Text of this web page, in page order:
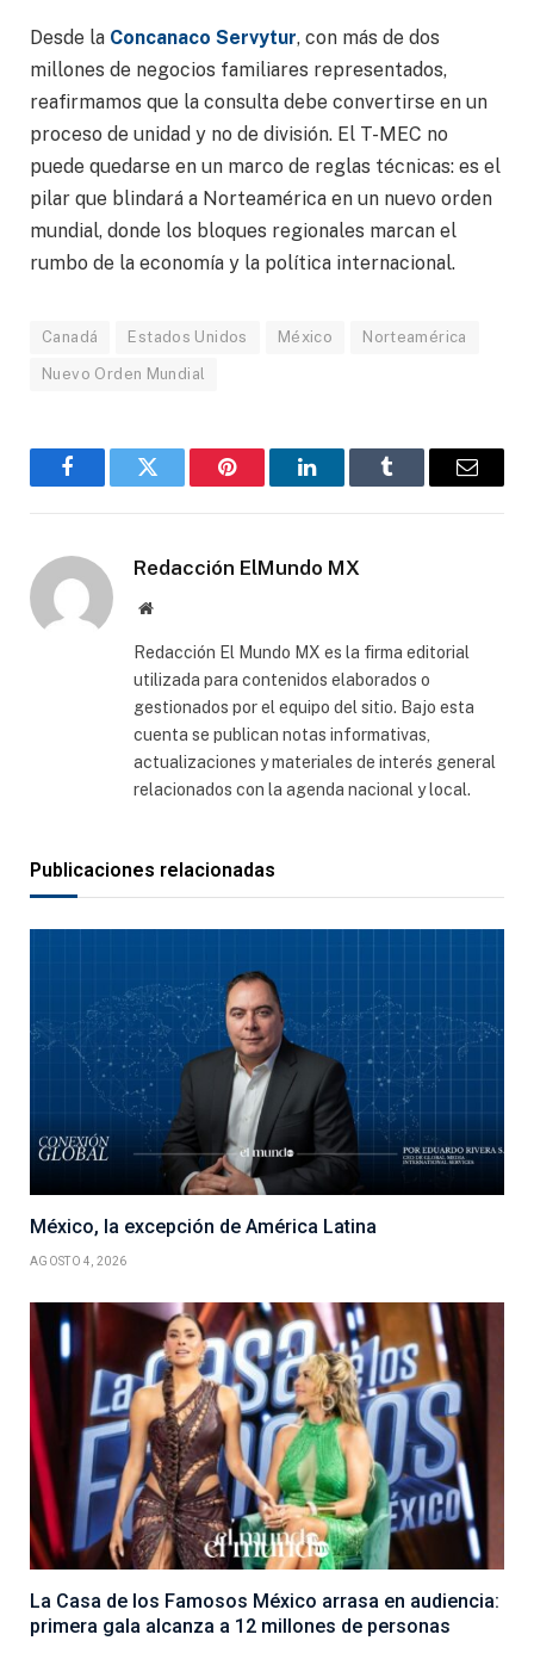
Desde la Concanaco Servytur, con más de dos
millones de negocios familiares representados,
reafirmamos que la consulta debe convertirse en un
proceso de unidad y no de división. El T-MEC no
puede quedarse en un marco de reglas técnicas: es el
pilar que blindará a Norteamérica en un nuevo orden
mundial, donde los bloques regionales marcan el
rumbo de la economía y la política internacional.
Canadá Estados Unidos México Norteamérica
Nuevo Orden Mundial
FacebookGorjeo Pinterest LinkedInTumblr
Correo
Redacción ElMundo MX
Sitio
Redacción El Mundo MX es la firma editorial
utilizada para contenidos elaborados o
gestionados por el equipo del sitio. Bajo esta
cuenta se publican notas informativas,
actualizaciones y materiales de interés general
relacionados con la agenda nacional y local.
Publicaciones relacionadas
México, la excepción de América Latina
AGOSTO 4, 2026
La Casa de los Famosos México arrasa en audiencia:
primera gala alcanza a 12 millones de personas